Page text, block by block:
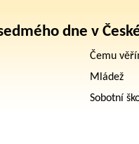
dne v
Čemu
Mládež
Sobotní